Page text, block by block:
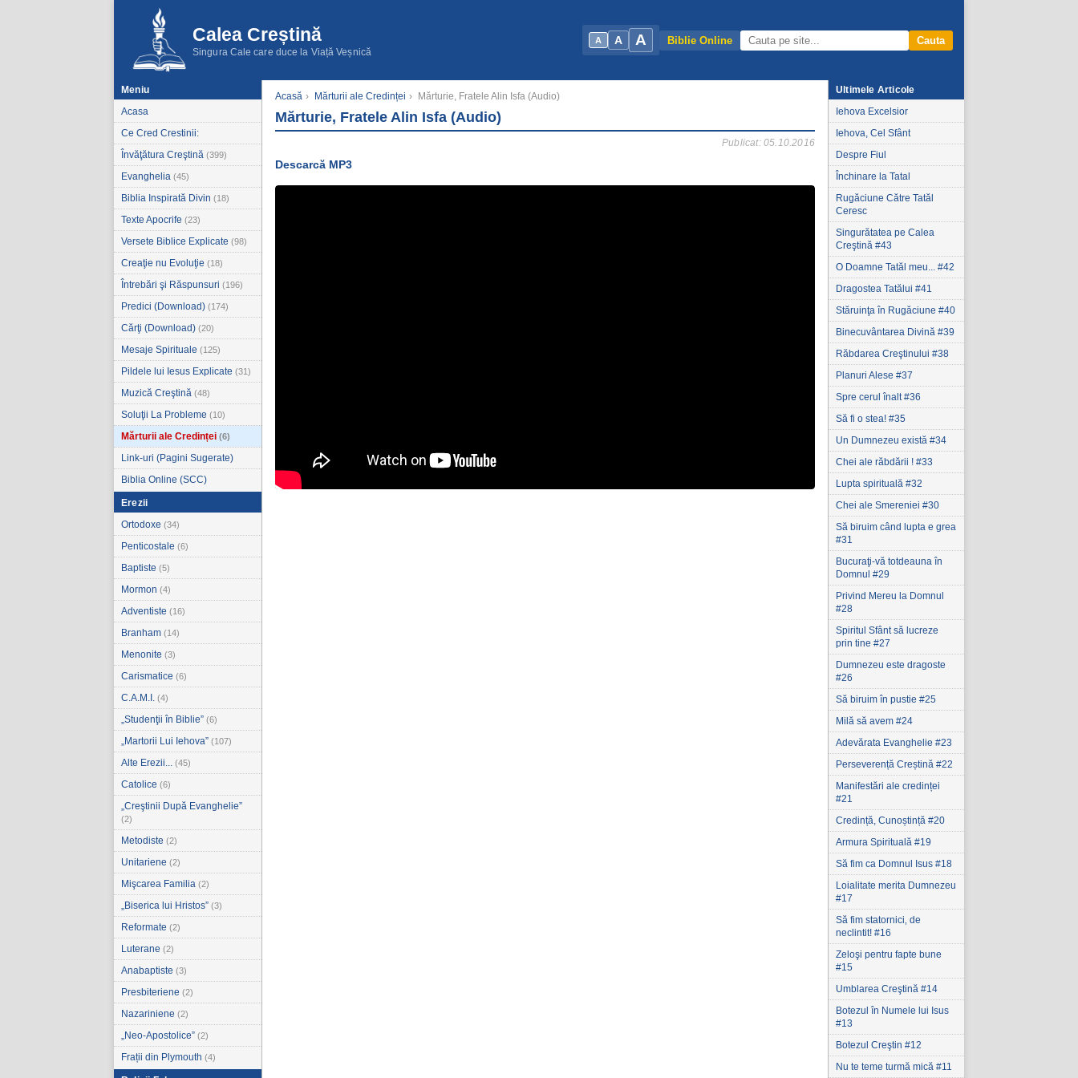
Calea Creștină
Singura Cale care duce la Viață Veșnică
A A A Biblie Online Cauta
Meniu
Acasa
Ce Cred Crestinii:
Învăţătura Creştină (399)
Evanghelia (45)
Biblia Inspirată Divin (18)
Texte Apocrife (23)
Versete Biblice Explicate (98)
Creaţie nu Evoluţie (18)
Întrebări şi Răspunsuri (196)
Predici (Download) (174)
Cărţi (Download) (20)
Mesaje Spirituale (125)
Pildele lui Iesus Explicate (31)
Muzică Creştină (48)
Soluţii La Probleme (10)
Mărturii ale Credinței (6)
Link-uri (Pagini Sugerate)
Biblia Online (SCC)
Erezii
Ortodoxe (34)
Penticostale (6)
Baptiste (5)
Mormon (4)
Adventiste (16)
Branham (14)
Menonite (3)
Carismatice (6)
C.A.M.I. (4)
„Studenţii în Biblie” (6)
„Martorii Lui Iehova” (107)
Alte Erezii... (45)
Catolice (6)
„Creştinii După Evanghelie”
(2)
Metodiste (2)
Unitariene (2)
Mişcarea Familia (2)
„Biserica lui Hristos” (3)
Reformate (2)
Luterane (2)
Anabaptiste (3)
Presbiteriene (2)
Nazariniene (2)
„Neo-Apostolice” (2)
Frații din Plymouth (4)
Acasă › Mărturii ale Credinței › Mărturie, Fratele Alin Isfa (Audio)
Mărturie, Fratele Alin Isfa (Audio)
Publicat: 05.10.2016
Descarcă MP3
Ultimele Articole
Iehova Excelsior
Iehova, Cel Sfânt
Despre Fiul
Închinare la Tatal
Rugăciune Către Tatăl
Ceresc
Singurătatea pe Calea
Creştină #43
O Doamne Tatăl meu... #42
Dragostea Tatălui #41
Stăruinţa în Rugăciune #40
Binecuvântarea Divină #39
Răbdarea Creştinului #38
Planuri Alese #37
Spre cerul înalt #36
Să fi o stea! #35
Un Dumnezeu există #34
Chei ale răbdării ! #33
Lupta spirituală #32
Chei ale Smereniei #30
Să biruim când lupta e grea
#31
Bucuraţi-vă totdeauna în
Domnul #29
Privind Mereu la Domnul
#28
Spiritul Sfânt să lucreze
prin tine #27
Dumnezeu este dragoste
#26
Să biruim în pustie #25
Milă să avem #24
Adevărata Evanghelie #23
Perseverență Creștină #22
Manifestări ale credinței
#21
Credință, Cunoștință #20
Armura Spirituală #19
Să fim ca Domnul Isus #18
Loialitate merita Dumnezeu
#17
Să fim statornici‚ de
neclintit! #16
Zeloşi pentru fapte bune
#15
Umblarea Creştină #14
Botezul în Numele lui Isus
#13
Botezul Creştin #12
Nu te teme turmă mică #11